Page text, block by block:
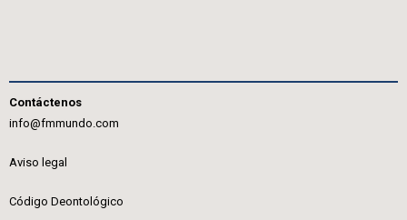
Contáctenos
info@fmmundo.com
Aviso legal
Código Deontológico